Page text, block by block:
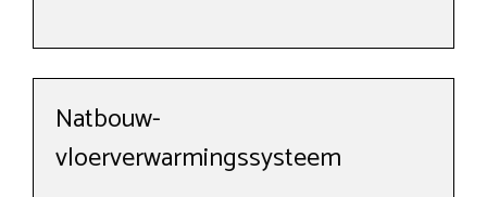
Natbouw-
vloerverwarmingssysteem